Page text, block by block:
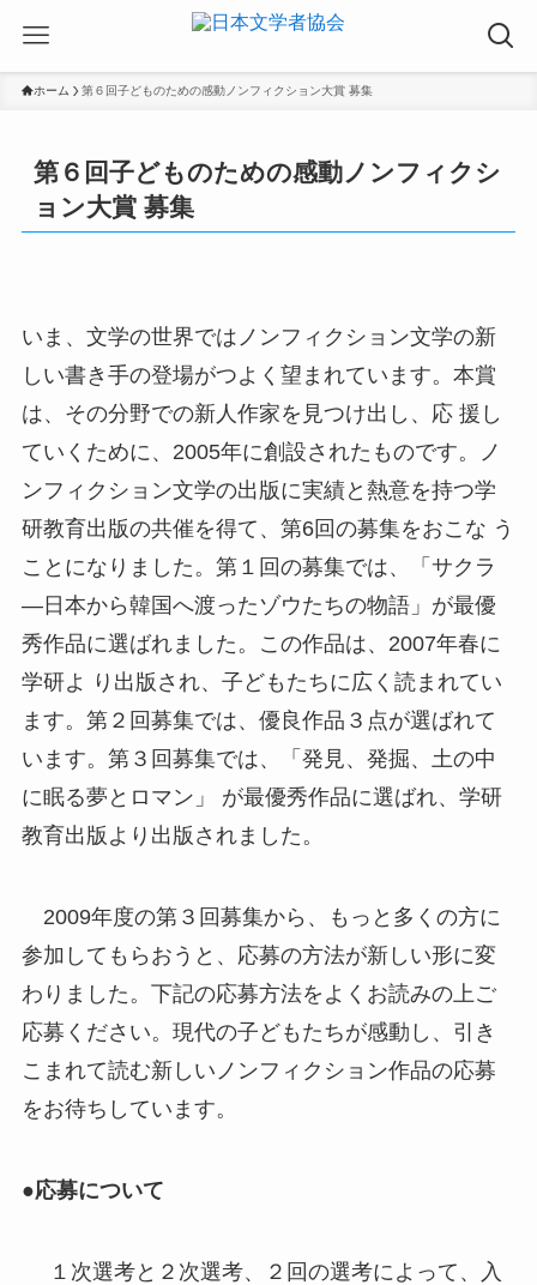
ホーム 第６回子どものための感動ノンフィクション大賞 募集
第６回子どものための感動ノンフィクシ
ョン大賞 募集
いま、文学の世界ではノンフィクション文学の新
しい書き手の登場がつよく望まれています。本賞
は、その分野での新人作家を見つけ出し、応 援し
ていくために、2005年に創設されたものです。ノ
ンフィクション文学の出版に実績と熱意を持つ学
研教育出版の共催を得て、第6回の募集をおこな う
ことになりました。第１回の募集では、「サクラ
―日本から韓国へ渡ったゾウたちの物語」が最優
秀作品に選ばれました。この作品は、2007年春に
学研よ り出版され、子どもたちに広く読まれてい
ます。第２回募集では、優良作品３点が選ばれて
います。第３回募集では、「発見、発掘、土の中
に眠る夢とロマン」 が最優秀作品に選ばれ、学研
教育出版より出版されました。
2009年度の第３回募集から、もっと多くの方に
参加してもらおうと、応募の方法が新しい形に変
わりました。下記の応募方法をよくお読みの上ご
応募ください。現代の子どもたちが感動し、引き
こまれて読む新しいノンフィクション作品の応募
をお待ちしています。
●応募について
１次選考と２次選考、２回の選考によって、入